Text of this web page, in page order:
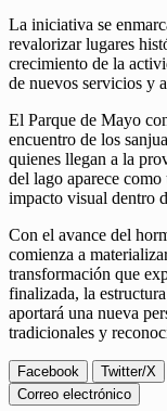
La iniciativa se
revalorizar lugares
crecimiento de la
de nuevos servicios y
El Parque de Mayo
encuentro de los
quienes llegan a la
del lago aparece
impacto visual dentro
Con el avance del
comienza a
transformación que
finalizada, la
aportará una nueva
tradicionales y
Facebook Twitter/X
Correo electrónico